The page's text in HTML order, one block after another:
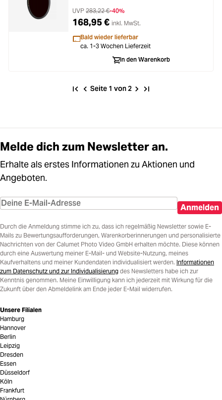
UVP 283,22 €-40%
168,95 € inkl. MwSt.
Bald wieder lieferbar
ca. 1-3 Wochen Lieferzeit
In den Warenkorb
Seite 1 von 2
Melde dich zum Newsletter an.
Erhalte als erstes Informationen zu Aktionen und
Angeboten.
Anmelden
Durch die Anmeldung stimme ich zu, dass ich regelmäßig Newsletter sowie E-
Mails zu Bewertungsaufforderungen, Warenkorberinnerungen und personalisierte
Nachrichten von der Calumet Photo Video GmbH erhalten möchte. Diese können
durch eine Auswertung meiner E-Mail- und Website-Nutzung, meines
Kaufverhaltens und meiner Kundendaten individualisiert werden. Informationen
zum Datenschutz und zur Individualisierung des Newsletters habe ich zur
Kenntnis genommen. Meine Einwilligung kann ich jederzeit mit Wirkung für die
Zukunft über den Abmeldelink am Ende jeder E-Mail widerrufen.
Unsere Filialen
Hamburg
Hannover
Berlin
Leipzig
Dresden
Essen
Düsseldorf
Köln
Frankfurt